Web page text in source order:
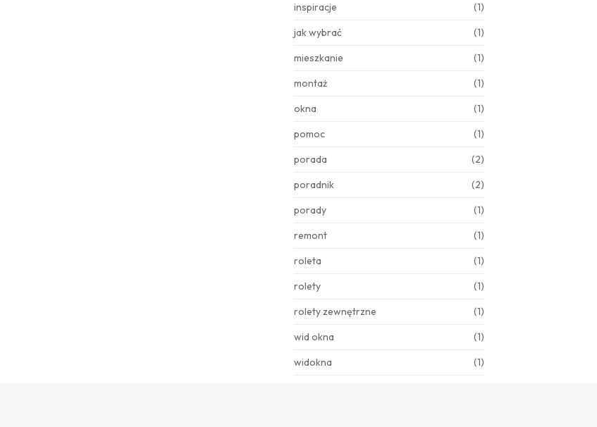
inspiracje
(1)
jak wybrać
(1)
mieszkanie
(1)
montaż
(1)
okna
(1)
pomoc
(1)
porada
(2)
poradnik
(2)
porady
(1)
remont
(1)
roleta
(1)
rolety
(1)
rolety zewnętrzne
(1)
wid okna
(1)
widokna
(1)